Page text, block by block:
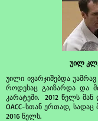
უილ
უილი ივარჯიშებდა
როდესაც გაიზარდა და
კარატეში.
2012 წელს მან
OACC-სთან ერთად,
2016 წელს.